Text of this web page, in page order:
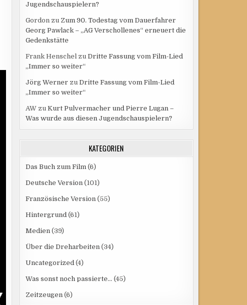
Jugendschauspielern?
Gordonzu Zum 90. Todestag vom Dauerfahrer
Georg Pawlack – „AG Verschollenes“ erneuert die
Gedenkstätte
Frank Henschelzu Dritte Fassung vom Film-Lied
„Immer so weiter“
Jörg Werner zu Dritte Fassung vom Film-Lied
„Immer so weiter“
AWzu Kurt Pulvermacher und Pierre Lugan –
Was wurde aus diesen Jugendschauspielern?
KATEGORIEN
Das Buch zum Film(6)
Deutsche Version(101)
Französische Version(55)
Hintergrund(61)
Medien(39)
Über die Dreharbeiten(34)
Uncategorized(4)
Was sonst noch passierte… (45)
Zeitzeugen(6)